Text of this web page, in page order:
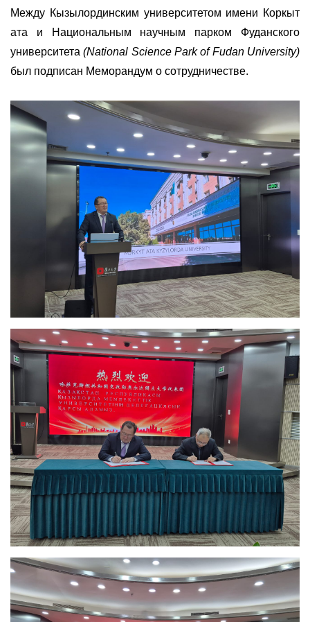
Между Кызылординским университетом имени Коркыт
ата и Национальным научным парком Фуданского
университета(National Science Park of Fudan University)
был подписан Меморандум о сотрудничестве.